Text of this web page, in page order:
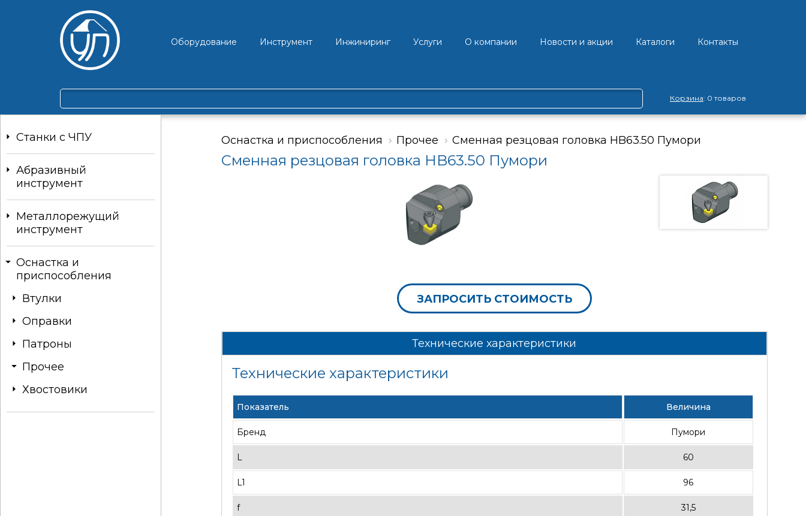
Оборудование Инструмент Инжиниринг Услуги О компании Новости и акции Каталоги Контакты
Корзина: 0 товаров
Станки c ЧПУ
Абразивный
инструмент
Металлорежущий
инструмент
Оснастка и
приспособления
Втулки
Оправки
Патроны
Прочее
Хвостовики
Оснастка и приспособления Прочее Сменная резцовая головка HB63.50 Пумори
Сменная резцовая головка HB63.50 Пумори
ЗАПРОСИТЬ СТОИМОСТЬ
Технические характеристики
Технические характеристики
Показатель Величина
Бренд Пумори
L 60
L1 96
f 31,5